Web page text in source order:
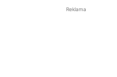
Reklama